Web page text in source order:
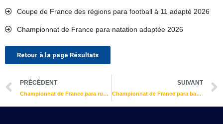
Coupe de France des régions para football à 11 adapté 2026
Championnat de France para natation adaptée 2026
Retour à la page Résultats
Précédent
PRÉCÉDENT
Championnat de France para rugby adapté 2026
SUIVANT
Championnat de France para basket-ball adapté 2026